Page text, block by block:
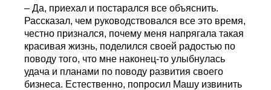
– Да, приехал и постарался все объяснить.
Рассказал, чем руководствовался все это время,
честно признался, почему меня напрягала такая
красивая жизнь, поделился своей радостью по
поводу того, что мне наконец-то улыбнулась
удача и планами по поводу развития своего
бизнеса. Естественно, попросил Машу извинить